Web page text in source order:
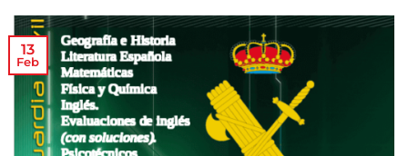
13
Feb